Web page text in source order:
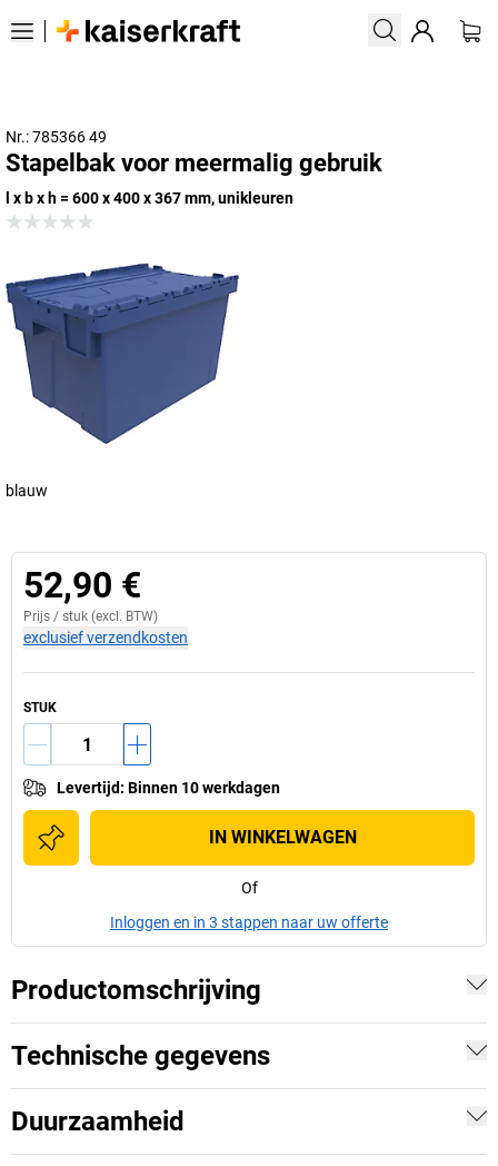
Nr.: 785366 49
Stapelbak voor meermalig gebruik
l x b x h = 600 x 400 x 367 mm, unikleuren
blauw
52,90 €
Prijs / stuk (excl. BTW)
exclusief verzendkosten
STUK
Levertijd: Binnen 10 werkdagen
IN WINKELWAGEN
Of
Inloggen en in 3 stappen naar uw offerte
Productomschrijving
Technische gegevens
Duurzaamheid